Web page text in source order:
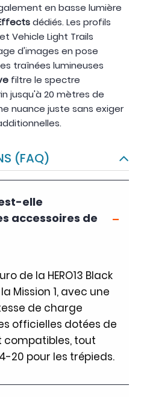
en basse lumière
dédiés. Les profils
Vehicle Light Trails
d'images en pose
traînées lumineuses
filtre le spectre
jusqu'à 20 mètres de
nuance juste sans exiger
(FAQ)
elle
accessoires de
de la HERO13 Black
Mission 1, avec une
de charge
officielles dotées de
compatibles, tout
20 pour les trépieds.